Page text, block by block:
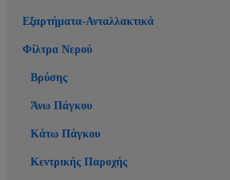
Εξαρτήματα-Ανταλλακτικά
Φίλτρα Νερού
Βρύσης
Άνω Πάγκου
Κάτω Πάγκου
Κεντρικής Παροχής